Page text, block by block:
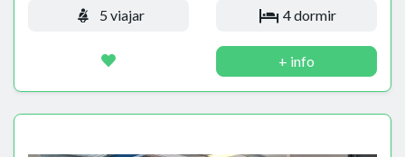
5 viajar 4 dormir
+ info